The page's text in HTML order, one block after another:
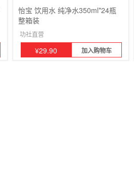
怡宝 饮用水 纯净水350ml*24瓶
整箱装
功社直营
¥29.90 加入购物车